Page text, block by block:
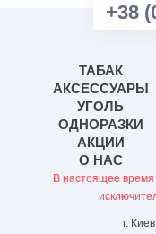
+38
ТАБАК
АКСЕССУАРЫ
УГОЛЬ
ОДНОРАЗКИ
АКЦИИ
О НАС
В настоящее
г.